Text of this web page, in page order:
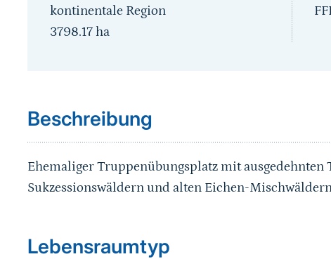
kontinentale Region
3798.17ha
Beschreibung
Ehemaliger Truppenübungsplatz mit ausgedehnten
Sukzessionswäldern und alten Eichen-
Sprungmarke
Lebensraumtyp